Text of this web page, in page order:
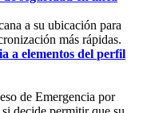
a su ubicación para
ón más rápidas.
a elementos del perfil
de Emergencia por